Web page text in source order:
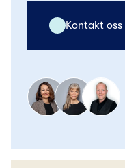
Kontakt oss